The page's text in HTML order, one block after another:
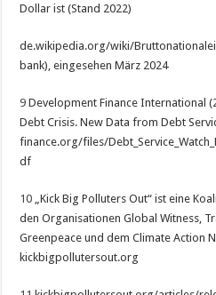
Dollar ist (Stand 2022)
de.wikipedia.org/wiki/
bank), eingesehen März 2024
9 Development Finance International
Debt Crisis. New Data from Debt
finance.org/files/
df
10 „Kick Big Polluters Out“ ist eine
den Organisationen Global Witness,
Greenpeace und dem Climate Action
kickbigpollutersout.org